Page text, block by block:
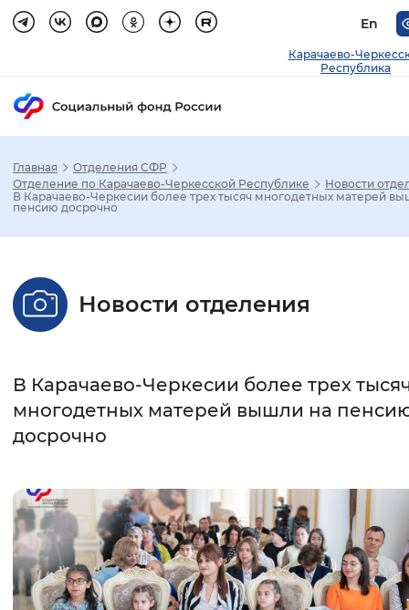
En
Карачаево-
Республика
Стандартный Увеличенный
Без засечек С засечками
Цвет сайта
Монохромный Инверсивный
Синий фон
Главная
Отделения СФР
Отделение по Карачаево-Черкесской Республике
Новости
В Карачаево-Черкесии более трех тысяч многодетных матерей
пенсию досрочно
Новости отделения
В Карачаево-Черкесии более трех
многодетных матерей вышли на
досрочно